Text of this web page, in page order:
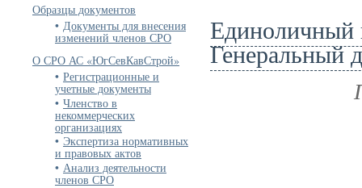
Образцы документов
Документы для внесения
изменений членов СРО
О СРО АС «ЮгСевКавСтрой»
Регистрационные и
учетные документы
Членство в
некоммерческих
организациях
Экспертиза нормативных
и правовых актов
Анализ деятельности
членов СРО
Единоличный
Генеральный